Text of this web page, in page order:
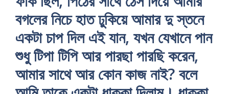
বগলের নিচে হাত ঢুকিয়ে আমার দু স্তনে
একটা চাপ দিল এই যান, যখন যেখানে পান
শুধু টিপা টিপি আর পারছা পারছি করেন,
আমার সাথে আর কোন কাজ নাই? বলে